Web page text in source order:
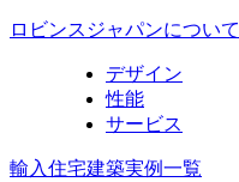
ロビンスジャパンについて
デザイン
性能
サービス
輸入住宅建築実例一覧